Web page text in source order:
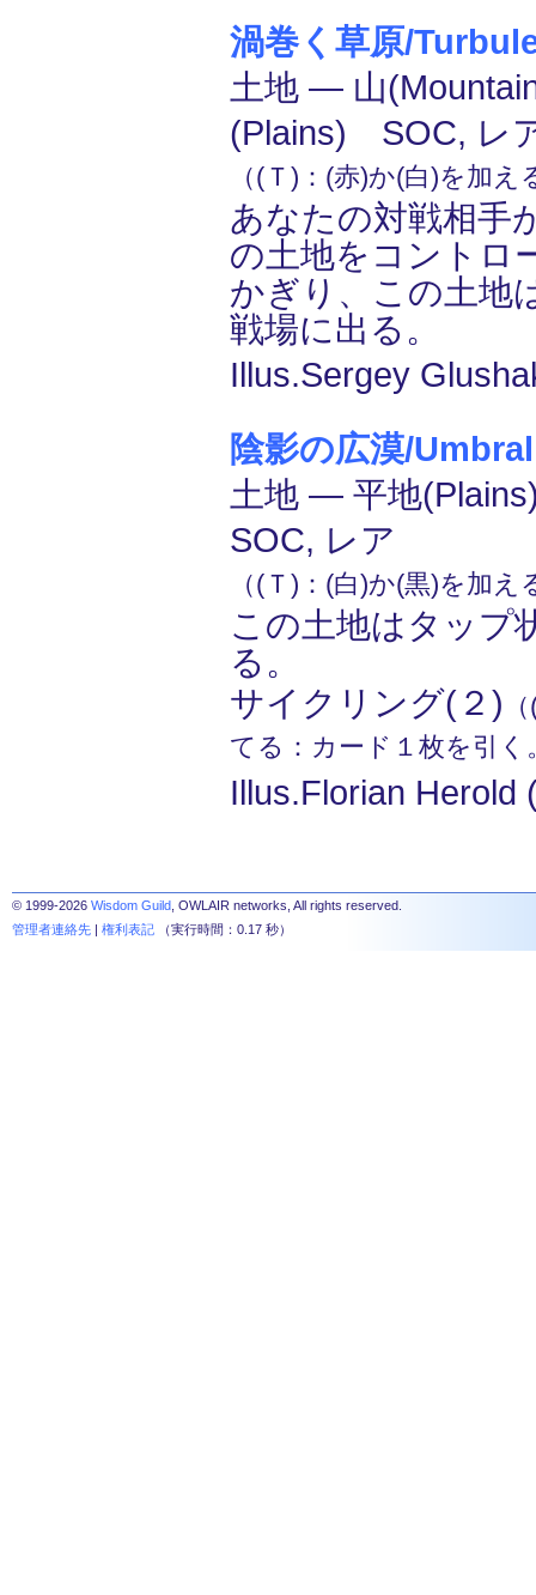
渦巻く草原/
土地 ― 山
(Plains) SOC, レ
（(Ｔ)：(赤)か(白)を加え
あなたの対戦相手
の土地をコントロ
かぎり、この土地
戦場に出る。
Illus.Sergey
陰影の広漠/
土地 ― 平地
SOC, レア
（(Ｔ)：(白)か(黒)を加え
この土地はタップ
る。
サイクリング(２)
てる：カード１枚を引く
Illus.Florian Herold
© 1999-2026 Wisdom Guild , OWLAIR networks, All rights reserved.
管理者連絡先 | 権利表記 （実行時間：0.17 秒）